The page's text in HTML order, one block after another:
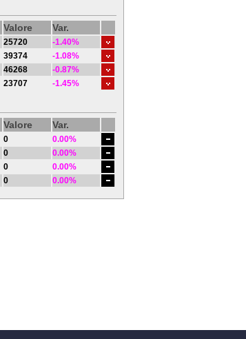
Valore Var.
25720
-1.40%
39374
-1.08%
46268
-0.87%
23707 -1.45%
Valore Var.
0
0.00%
0
0.00%
0
0.00%
0 0.00%